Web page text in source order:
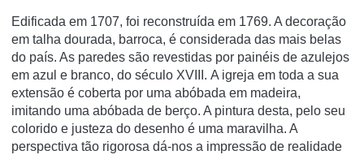
Edificada em 1707, foi reconstruída em 1769. A decoração
em talha dourada, barroca, é considerada das mais belas
do país. As paredes são revestidas por painéis de azulejos
em azul e branco, do século XVIII. A igreja em toda a sua
extensão é coberta por uma abóbada em madeira,
imitando uma abóbada de berço. A pintura desta, pelo seu
colorido e justeza do desenho é uma maravilha. A
perspectiva tão rigorosa dá-nos a impressão de realidade